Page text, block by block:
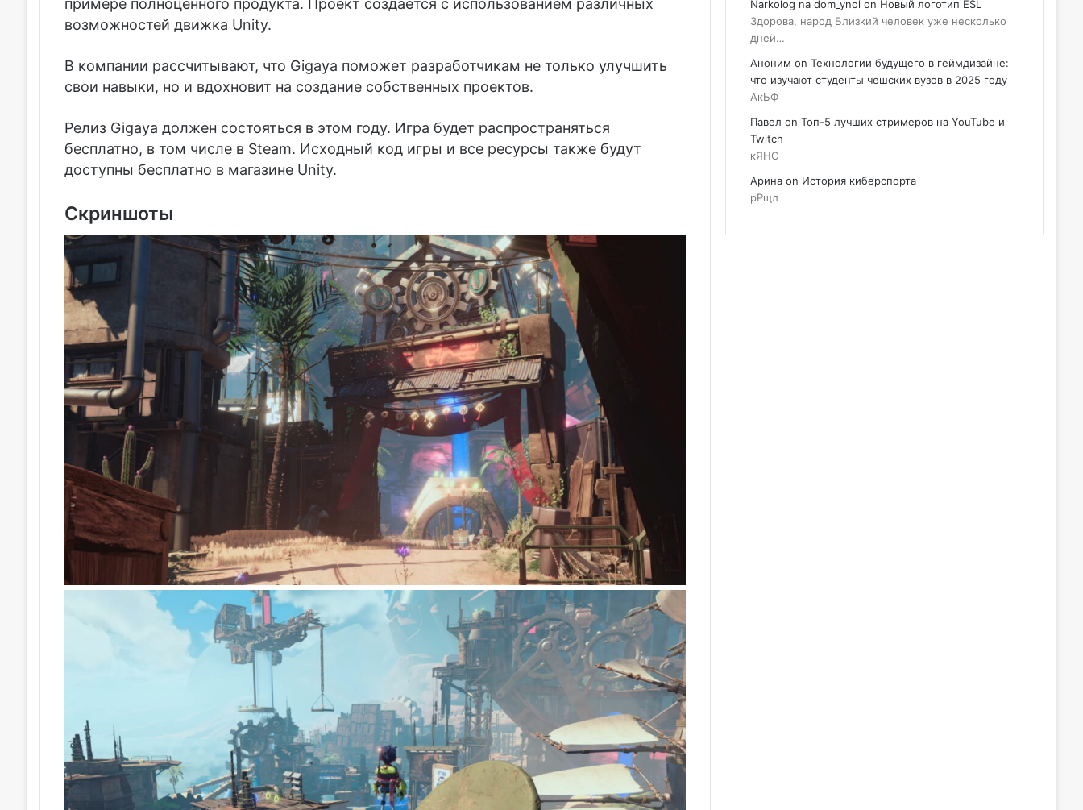
примере полноценного продукта. Проект создается с использованием различных
возможностей движка Unity.
В компании рассчитывают, что Gigaya поможет разработчикам не только улучшить
свои навыки, но и вдохновит на создание собственных проектов.
Релиз Gigaya должен состояться в этом году. Игра будет распространяться
бесплатно, в том числе в Steam. Исходный код игры и все ресурсы также будут
доступны бесплатно в магазине Unity.
Скриншоты
Narkolog na dom_ynol on Новый логотип ESL
Здорова, народ Близкий человек уже несколько
дней…
Аноним on Технологии будущего в геймдизайне:
что изучают студенты чешских вузов в 2025 году
АкЬФ
Павел on Топ-5 лучших стримеров на YouTube и
Twitch
кЯНО
Арина on История киберспорта
рРщл